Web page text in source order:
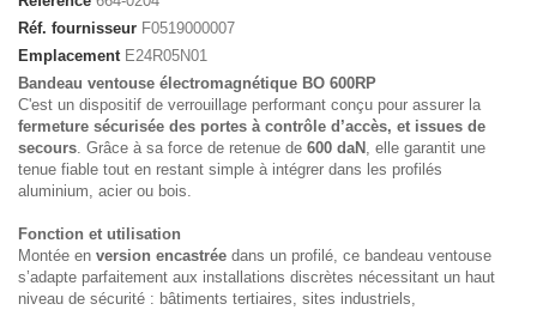
Réf. fournisseur F0519000007
Emplacement E24R05N01
Bandeau ventouse électromagnétique BO 600RP
C'est un dispositif de verrouillage performant conçu pour assurer la
fermeture sécurisée des portes à contrôle d’accès, et issues de
secours. Grâce à sa force de retenue de 600 daN , elle garantit une
tenue fiable tout en restant simple à intégrer dans les profilés
aluminium, acier ou bois.
Fonction et utilisation
Montée en version encastrée dans un profilé, ce bandeau ventouse
s’adapte parfaitement aux installations discrètes nécessitant un haut
niveau de sécurité : bâtiments tertiaires, sites industriels,